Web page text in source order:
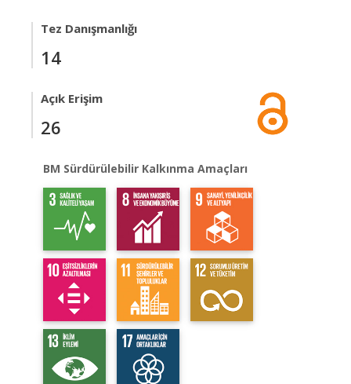
Tez Danışmanlığı
14
Açık Erişim
26
BM Sürdürülebilir Kalkınma Amaçları